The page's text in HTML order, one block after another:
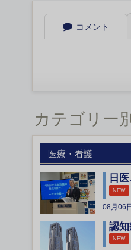
コメント
カテゴリー
医療・看護
日
NEW
08月06
認
NEW